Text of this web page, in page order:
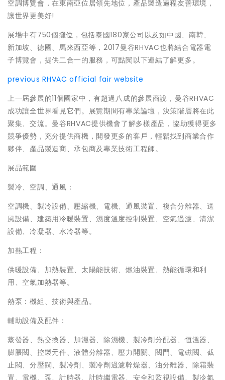
空調博覽會，在東南亞位居領先地位，產品製造過程友善環境，
讓世界更美好!
展場中有750個攤位，包括泰國180家公司以及如中國、南韓、
新加坡、德國、馬來西亞等，2017曼谷RHVAC也將結合電器電
子博覽會，提供二合一的服務，可點閱以下連結了解更多。
previous RHVAC official fair website
上一屆參展的11個國家中，有超過八成的參展商說，曼谷RHVAC
成功讓全世界看見它們。展覽期間有專業論壇，決策階層將在此
聚集、交流。曼谷RHVAC提供機會了解多樣產品，協助獲得更多
競爭優勢，充分提供商機，開發更多的客戶，輕鬆找到商業合作
夥伴、產品製造商、承包商及專業技術工程師。
展品範圍
製冷、空調、通風：
空調機、製冷設備、壓縮機、電機、通風裝置、複合分離器、送
風設備、建築用冷暖裝置、濕度溫度控制裝置、空氣過濾、清潔
設備、冷凝器、水冷器等。
加熱工程：
供暖設備、加熱裝置、太陽能技術、燃油裝置、熱能循環和利
用、空氣加熱器等。
熱泵：機組、技術與產品。
輔助設備及配件：
蒸發器、熱交換器、加濕器、除濕機、製冷劑分配器、恒溫器、
膨脹閥、控製元件、液體分離器、壓力開關、閥門、電磁閥、截
止閥、分壓閥、製冷劑、製冷劑過濾幹燥器、油分離器、除霜裝
置、電機、泵、計時器、計時繼電器、安全和監視設備、製冷氣